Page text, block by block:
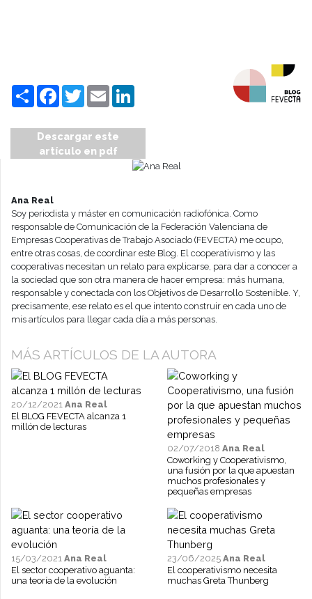
CompartirFacebook
TwitterEmail
Descargar este
artículo en pdf
Ana Real
Soy periodista y máster en comunicación radiofónica. Como
responsable de Comunicación de la Federación Valenciana de
Empresas Cooperativas de Trabajo Asociado (FEVECTA) me ocupo,
entre otras cosas, de coordinar este Blog. El cooperativismo y las
cooperativas necesitan un relato para explicarse, para dar a conocer a
la sociedad que son otra manera de hacer empresa: más humana,
responsable y conectada con los Objetivos de Desarrollo Sostenible. Y,
precisamente, ese relato es el que intento construir en cada uno de
mis artículos para llegar cada día a más personas.
MÁS ARTÍCULOS DE LA AUTORA
20/12/2021 Ana Real
El BLOG FEVECTA alcanza 1
millón de lecturas
02/07/2018 Ana Real
Coworking y Cooperativismo,
una fusión por la que apuestan
muchos profesionales y
pequeñas empresas
15/03/2021 Ana Real
El sector cooperativo aguanta:
una teoría de la evolución
23/06/2025 Ana Real
El cooperativismo necesita
muchas Greta Thunberg